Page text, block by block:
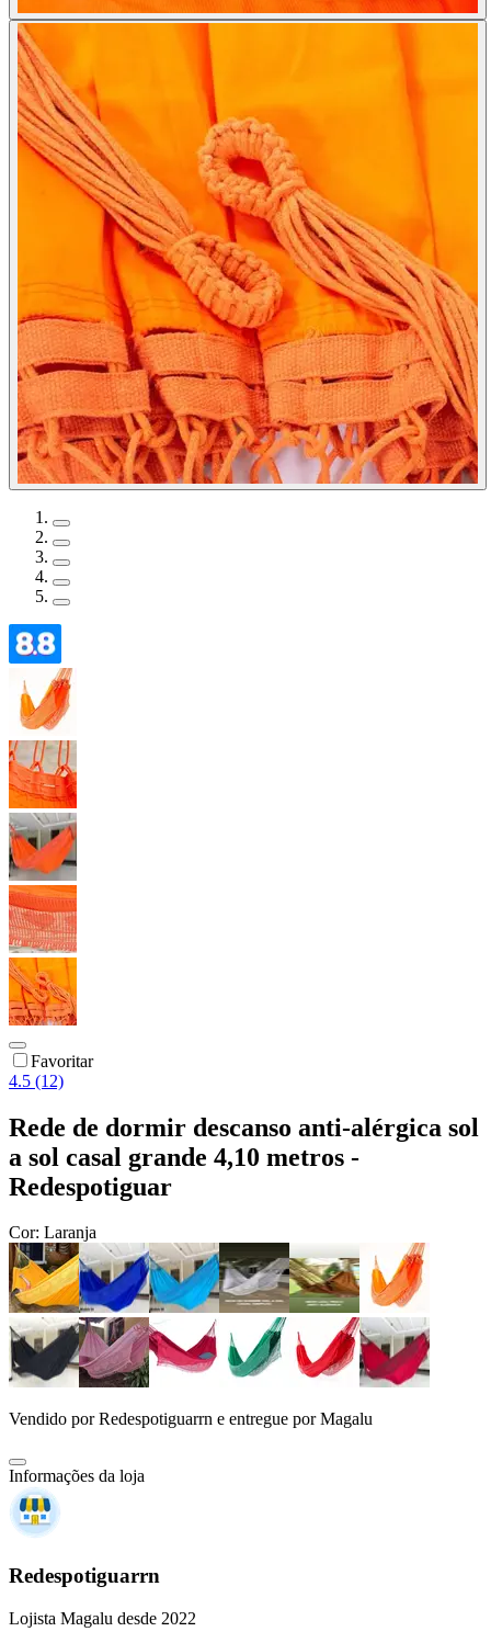
Favoritar
4.5 (12)
Rede de dormir descanso anti-alérgica sol
a sol casal grande 4,10 metros -
Redespotiguar
Cor: Laranja
Vendido porRedespotiguarrn e entregue por Magalu
Informações da loja
Redespotiguarrn
Lojista Magalu desde 2022